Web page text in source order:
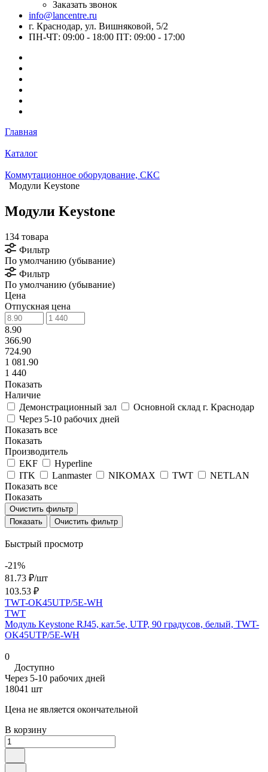
Заказать звонок
info@lancentre.ru
г. Краснодар, ул. Вишняковой, 5/2
ПН-ЧТ: 09:00 - 18:00 ПТ: 09:00 - 17:00
Главная
Каталог
Коммутационное оборудование, СКС
Модули Keystone
Модули Keystone
134 товара
Фильтр
По умолчанию (убывание)
Фильтр
По умолчанию (убывание)
Цена
Отпускная цена
8.90
366.90
724.90
1 081.90
1 440
Показать
Наличие
Демонстрационный зал
Основной склад г. Краснодар
Через 5-10 рабочих дней
Показать все
Показать
Производитель
EKF
Hyperline
ITK
Lanmaster NIKOMAX TWT
NETLAN
Показать все
Показать
Очистить фильтр
Очистить фильтр
Быстрый просмотр
-21%
81.73 ₽/шт
103.53 ₽
TWT-OK45UTP/5E-WH
TWT
Модуль Keystone RJ45, кат.5e, UTP, 90 градусов, белый, TWT-
OK45UTP/5E-WH
0
Доступно
Через 5-10 рабочих дней
18041 шт
Цена не является окончательной
В корзину